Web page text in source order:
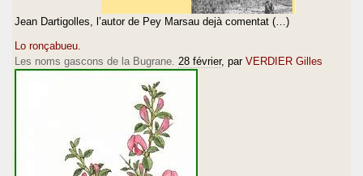
Jean Dartigolles, l’autor de Pey Marsau dejà comentat (…)
Lo ronçabueu.
Les noms gascons de la Bugrane. 28 février, par VERDIER Gilles